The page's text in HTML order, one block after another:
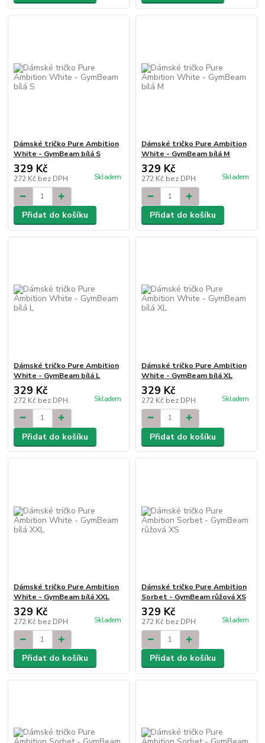
Dámské tričko Pure Ambition
White - GymBeam bílá S
329 Kč
272 Kč bez DPH Skladem
Přidat do košíku
Dámské tričko Pure Ambition
White - GymBeam bílá M
329 Kč
272 Kč bez DPH Skladem
Přidat do košíku
Dámské tričko Pure Ambition
White - GymBeam bílá L
329 Kč
272 Kč bez DPH Skladem
Přidat do košíku
Dámské tričko Pure Ambition
White - GymBeam bílá XL
329 Kč
272 Kč bez DPH Skladem
Přidat do košíku
Dámské tričko Pure Ambition
White - GymBeam bílá XXL
329 Kč
272 Kč bez DPH Skladem
Přidat do košíku
Dámské tričko Pure Ambition
Sorbet - GymBeam růžová XS
329 Kč
272 Kč bez DPH Skladem
Přidat do košíku